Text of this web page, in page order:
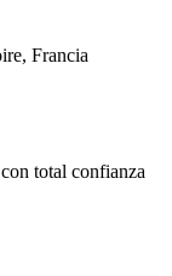
Francia
total confianza